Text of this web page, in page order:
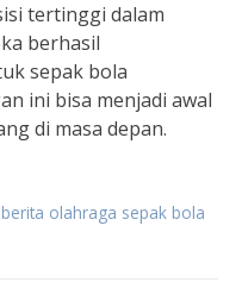
tertinggi dalam
berhasil
sepak bola
ini bisa menjadi awal
di masa depan.
berita olahraga sepak bola